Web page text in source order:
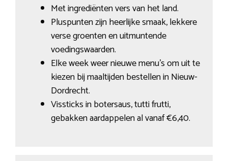
Met ingrediënten vers van het land.
Pluspunten zijn heerlijke smaak, lekkere
verse groenten en uitmuntende
voedingswaarden.
Elke week weer nieuwe menu’s om uit te
kiezen bij maaltijden bestellen in Nieuw-
Dordrecht.
Vissticks in botersaus, tutti frutti,
gebakken aardappelen al vanaf €6,40.